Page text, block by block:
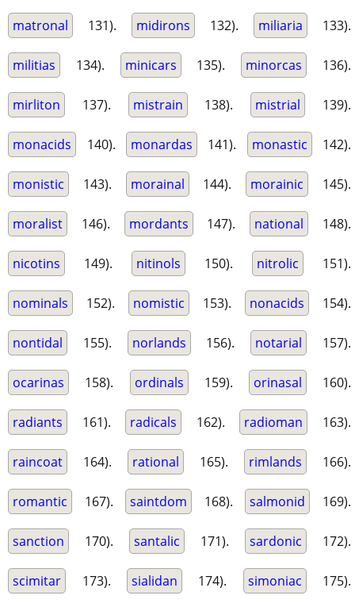
matronal 131). midirons 132). miliaria 133).
militias 134). minicars 135). minorcas 136).
mirliton 137). mistrain 138). mistrial 139).
monacids 140). monardas 141). monastic 142).
monistic 143). morainal 144). morainic 145).
moralist 146). mordants 147). national 148).
nicotins 149). nitinols 150). nitrolic 151).
nominals 152). nomistic 153). nonacids 154).
nontidal 155). norlands 156). notarial 157).
ocarinas 158). ordinals 159). orinasal 160).
radiants 161). radicals 162). radioman 163).
raincoat 164). rational 165). rimlands 166).
romantic 167). saintdom 168). salmonid 169).
sanction 170). santalic 171). sardonic 172).
scimitar 173). sialidan 174). simoniac 175).